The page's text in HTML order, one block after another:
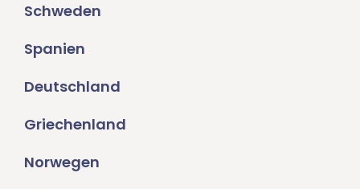
Schweden
Spanien
Deutschland
Griechenland
Norwegen